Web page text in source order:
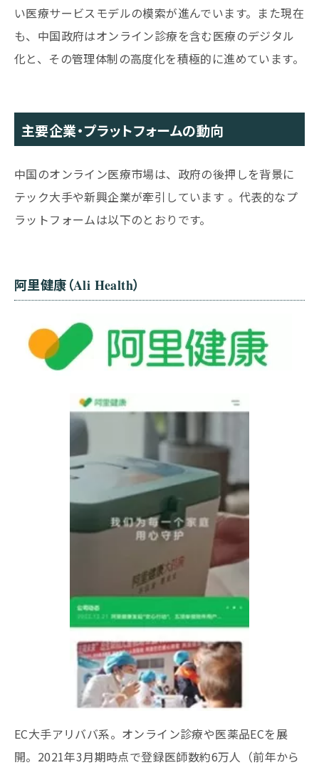
い医療サービスモデルの模索が進んでいます。また現在
も、中国政府はオンライン診療を含む医療のデジタル
化と、その管理体制の高度化を積極的に進めています。
主要企業・プラットフォームの動向
中国のオンライン医療市場は、政府の後押しを背景に
テック大手や新興企業が牽引しています 。代表的なプ
ラットフォームは以下のとおりです。
阿里健康（Ali Health）
EC大手アリババ系。オンライン診療や医薬品ECを展
開。2021年3月期時点で登録医師数約6万人（前年から